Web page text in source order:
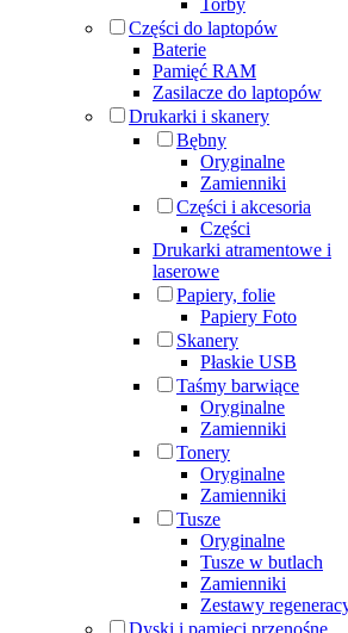
Torby
Części do laptopów
Baterie
Pamięć RAM
Zasilacze do laptopów
Drukarki i skanery
Bębny
Oryginalne
Zamienniki
Części i akcesoria
Części
Drukarki atramentowe i
laserowe
Papiery, folie
Papiery Foto
Skanery
Płaskie USB
Taśmy barwiące
Oryginalne
Zamienniki
Tonery
Oryginalne
Zamienniki
Tusze
Oryginalne
Tusze w butlach
Zamienniki
Zestawy
Dyski i pamięci przenośne